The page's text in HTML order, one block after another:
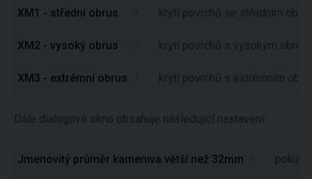
XM1 - střední obrus krytí povrchů se středním
XM2 - vysoký obrus krytí povrchů s vysokým
XM3 - extrémní obrus krytí povrchů s extrémním
Dále dialogové okno obsahuje následující nastavení:
Jmenovitý průměr kameniva větší než 32mm pokud